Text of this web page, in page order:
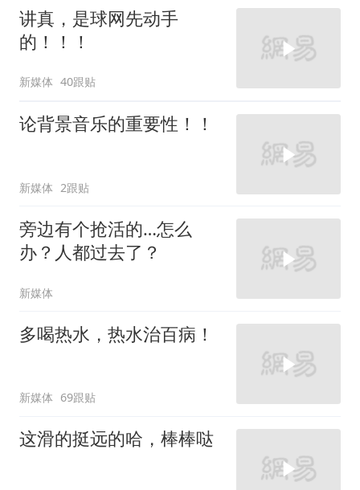
讲真，是球网先动手
的！！！
新媒体 40跟贴
论背景音乐的重要性！！
新媒体 2跟贴
旁边有个抢活的…怎么
办？人都过去了？
新媒体
多喝热水，热水治百病！
新媒体 69跟贴
这滑的挺远的哈，棒棒哒